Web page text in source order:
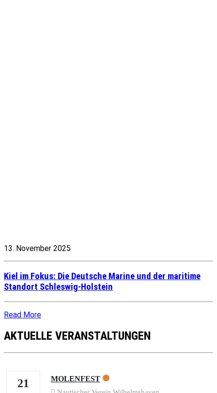
13. November 2025
Kiel im Fokus: Die Deutsche Marine und der maritime
Standort Schleswig-Holstein
Read More
AKTUELLE VERANSTALTUNGEN
21 MOLENFEST